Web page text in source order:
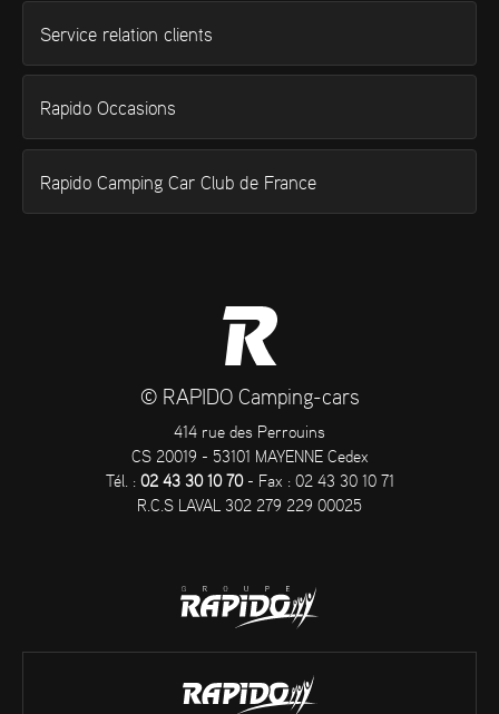
Service relation clients
Rapido Occasions
Rapido Camping Car Club de France
© RAPIDO Camping-cars
414 rue des Perrouins
CS 20019 - 53101 MAYENNE Cedex
Tél. : 02 43 30 10 70- Fax : 02 43 30 10 71
R.C.S LAVAL 302 279 229 00025